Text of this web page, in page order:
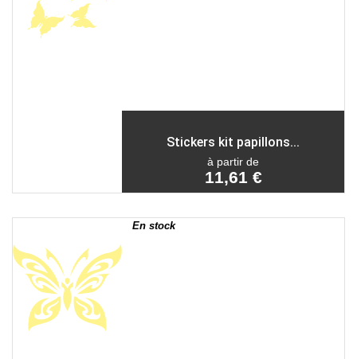
Stickers kit papillons...
à partir de
11,61 €
En stock